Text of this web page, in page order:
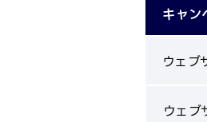
キャン
ウェブ
ウェ